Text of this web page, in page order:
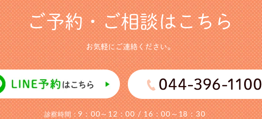
ご予約・ご相談はこちら
お気軽にご連絡ください。
診察時間：9：00～12：00/ 16：00～18：30